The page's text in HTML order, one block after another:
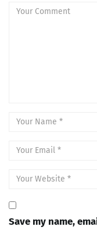
Save my name,